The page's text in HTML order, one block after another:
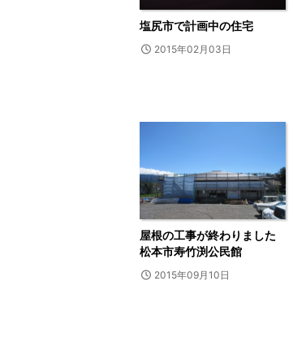
塩尻市で計画中の住宅
2015年02月03日
屋根の工事が終わりました
松本市寿竹渕公民館
2015年09月10日